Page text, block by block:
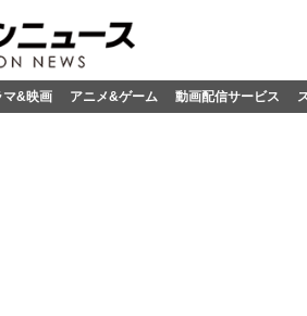
マ&映画 アニメ&ゲーム 動画配信サービス